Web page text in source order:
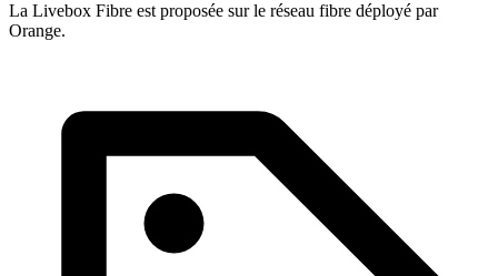
La Livebox Fibre est proposée sur le réseau fibre déployé par
Orange.